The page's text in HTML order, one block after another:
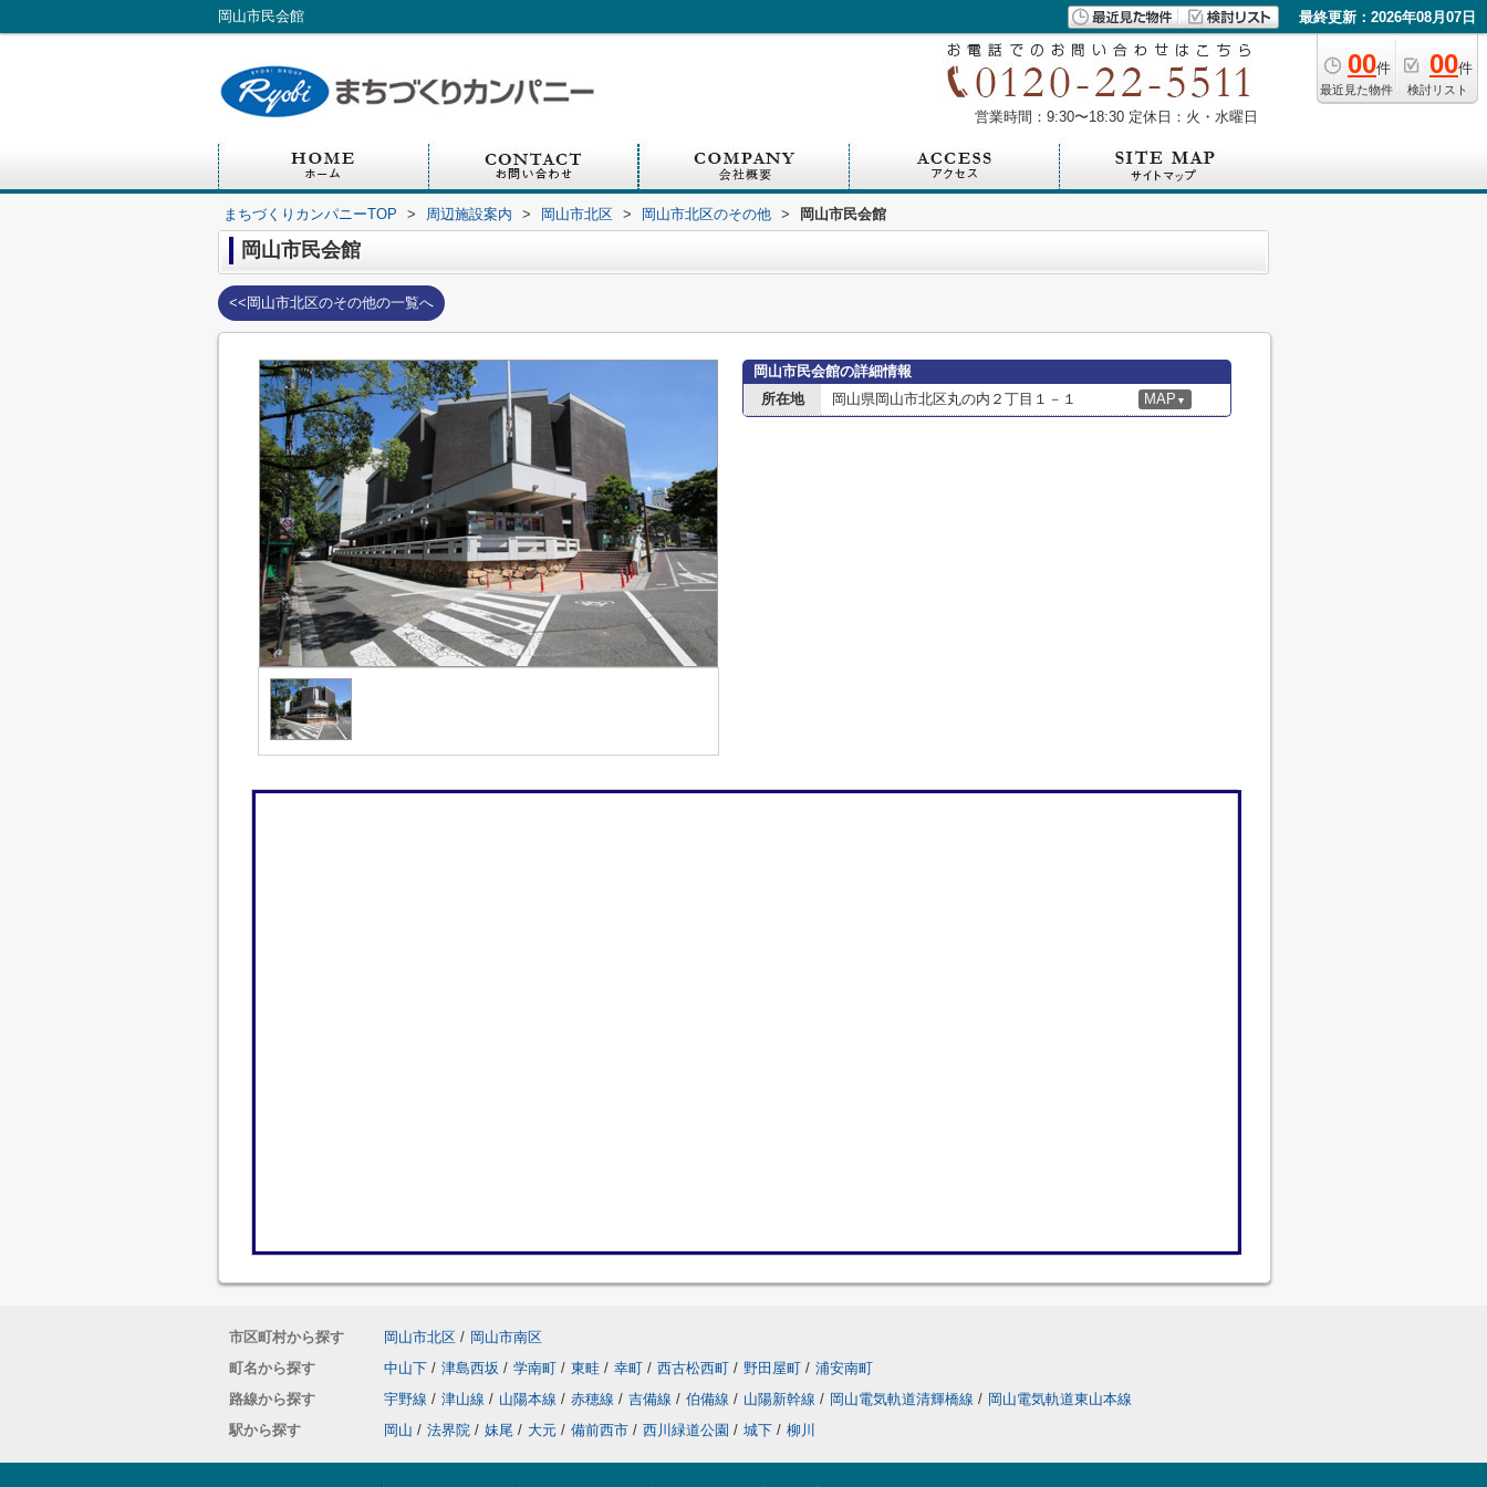
岡山市民会館 最終更新：2026年08月07日
00件
最近見た物件
00件
検討リスト
営業時間：9:30〜18:30 定休日：火・水曜日
まちづくりカンパニーTOP > 周辺施設案内 > 岡山市北区 > 岡山市北区のその他 > 岡山市民会館
岡山市民会館
<<岡山市北区のその他の一覧へ
岡山市民会館の詳細情報
所在地
岡山県岡山市北区丸の内２丁目１－１ MAP ▼
市区町村から探す 岡山市北区 / 岡山市南区
町名から探す
中山下 / 津島西坂 / 学南町 / 東畦 / 幸町 / 西古松西町 / 野田屋町 / 浦安南町
路線から探す
宇野線 / 津山線 / 山陽本線 / 赤穂線 / 吉備線 / 伯備線 / 山陽新幹線 / 岡山電気軌道清輝橋線 / 岡山電気軌道東山本線
駅から探す
岡山 / 法界院 / 妹尾 / 大元 / 備前西市 / 西川緑道公園 / 城下 / 柳川